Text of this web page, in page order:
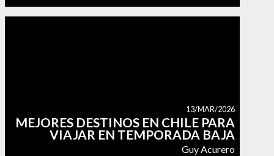
MEJORES DESTINOS EN CHILE PARA
VIAJAR EN TEMPORADA BAJA
Guy Acurero
13/MAR/2026